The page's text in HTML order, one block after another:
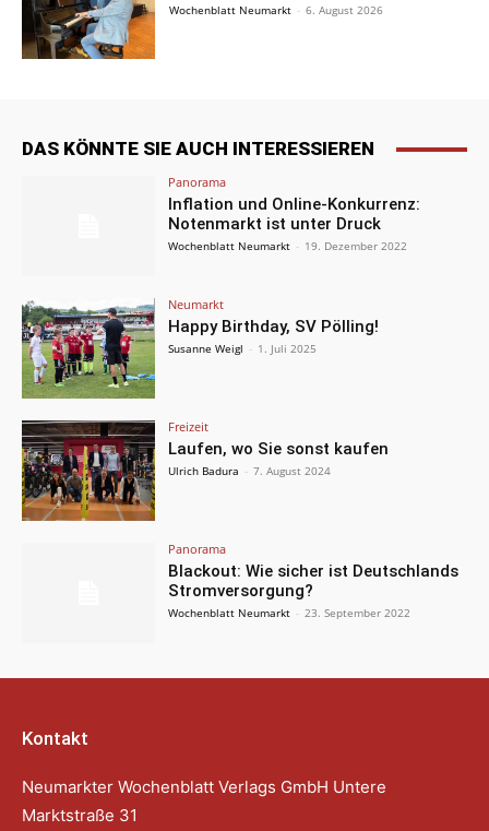
Wochenblatt Neumarkt - 6. August 2026
DAS KÖNNTE SIE AUCH INTERESSIEREN
Panorama
Inflation und Online-Konkurrenz:
Notenmarkt ist unter Druck
Wochenblatt Neumarkt - 19. Dezember 2022
Neumarkt
Happy Birthday, SV Pölling!
Susanne Weigl - 1. Juli 2025
Freizeit
Laufen, wo Sie sonst kaufen
Ulrich Badura - 7. August 2024
Panorama
Blackout: Wie sicher ist Deutschlands
Stromversorgung?
Wochenblatt Neumarkt - 23. September 2022
Kontakt
Neumarkter Wochenblatt Verlags GmbH Untere
Marktstraße 31